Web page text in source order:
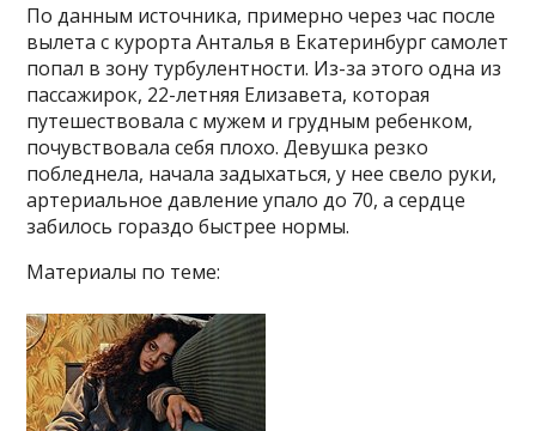
По данным источника, примерно через час после
вылета с курорта Анталья в Екатеринбург самолет
попал в зону турбулентности. Из-за этого одна из
пассажирок, 22-летняя Елизавета, которая
путешествовала с мужем и грудным ребенком,
почувствовала себя плохо. Девушка резко
побледнела, начала задыхаться, у нее свело руки,
артериальное давление упало до 70, а сердце
забилось гораздо быстрее нормы.
Материалы по теме: